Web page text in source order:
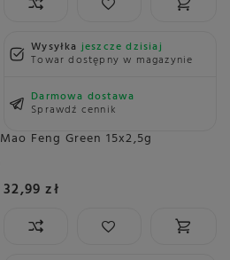
Wysyłkajeszcze dzisiaj
Towar dostępny w magazynie
Darmowa dostawa
Sprawdź cennik
Feng Green 15x2,5g
32,99 zł